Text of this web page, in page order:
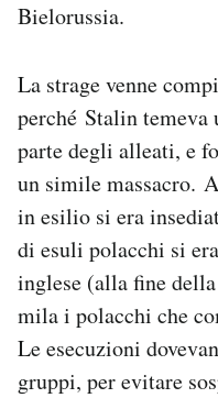
Bielorussia.
La strage venne
perché Stalin temeva
parte degli alleati, e
un simile massacro.
in esilio si era
di esuli polacchi si
inglese (alla fine
mila i polacchi che
Le esecuzioni
gruppi, per evitare